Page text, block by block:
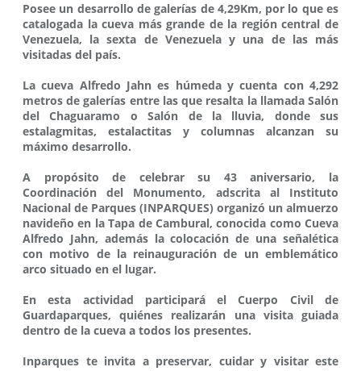
Posee un desarrollo de galerías de 4,29Km, por lo que es
catalogada la cueva más grande de la región central de
Venezuela, la sexta de Venezuela y una de las más
visitadas del país.
La cueva Alfredo Jahn es húmeda y cuenta con 4,292
metros de galerías entre las que resalta la llamada Salón
del Chaguaramo o Salón de la lluvia, donde sus
estalagmitas, estalactitas y columnas alcanzan su
máximo desarrollo.
A propósito de celebrar su 43 aniversario, la
Coordinación del Monumento, adscrita al Instituto
Nacional de Parques (INPARQUES) organizó un almuerzo
navideño en la Tapa de Cambural, conocida como Cueva
Alfredo Jahn, además la colocación de una señalética
con motivo de la reinauguración de un emblemático
arco situado en el lugar.
En esta actividad participará el Cuerpo Civil de
Guardaparques, quiénes realizarán una visita guiada
dentro de la cueva a todos los presentes.
Inparques te invita a preservar, cuidar y visitar este